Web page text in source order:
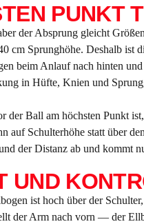
PUNKT
der Absprung gleicht
Sprunghöhe. Deshalb ist
beim Anlauf nach hinten
in Hüfte, Knien und
Ball am höchsten Punkt
Schulterhöhe statt über
der Distanz ab und kommt
UND
ist hoch über der
der Arm nach vorn — der